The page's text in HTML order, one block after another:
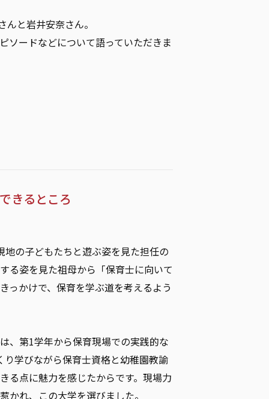
と岩井安奈さん。
ソードなどについて語っていただきま
きるところ
の子どもたちと遊ぶ姿を見た担任の
る姿を見た祖母から「保育士に向いて
っかけで、保育を学ぶ道を考えるよう
、第1学年から保育現場での実践的な
学びながら保育士資格と幼稚園教諭
る点に魅力を感じたからです。現場力
かれ、この大学を選びました。